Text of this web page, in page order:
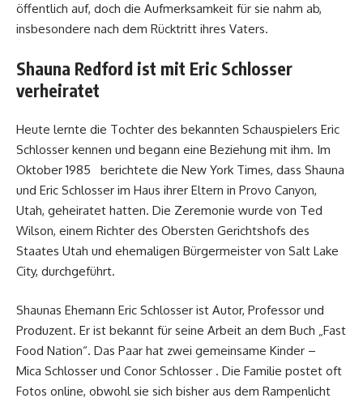
öffentlich auf, doch die Aufmerksamkeit für sie nahm ab,
insbesondere nach dem Rücktritt ihres Vaters.
Shauna Redford ist mit Eric Schlosser
verheiratet
Heute lernte die Tochter des bekannten Schauspielers Eric
Schlosser kennen und begann eine Beziehung mit ihm. Im
Oktober 1985 berichtete die New York Times, dass Shauna
und Eric Schlosser im Haus ihrer Eltern in Provo Canyon,
Utah, geheiratet hatten. Die Zeremonie wurde von Ted
Wilson, einem Richter des Obersten Gerichtshofs des
Staates Utah und ehemaligen Bürgermeister von Salt Lake
City, durchgeführt.
Shaunas Ehemann Eric Schlosser ist Autor, Professor und
Produzent. Er ist bekannt für seine Arbeit an dem Buch „Fast
Food Nation“. Das Paar hat zwei gemeinsame Kinder –
Mica Schlosser und Conor Schlosser . Die Familie postet oft
Fotos online, obwohl sie sich bisher aus dem Rampenlicht